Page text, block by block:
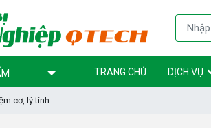
TRANG CHỦ DỊCH VỤ
cơ, lý tính